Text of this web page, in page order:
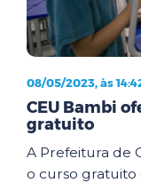
08/05/2023, às
CEU Bambi
gratuito
A Prefeitura de
o curso gratuito